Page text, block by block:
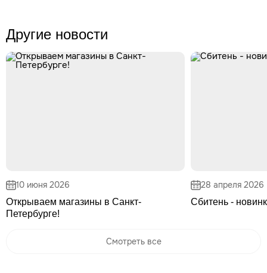
Другие новости
10 июня 2026
Открываем магазины в Санкт-
Петербурге!
28 апреля 2026
Сбитень -
Смотреть все